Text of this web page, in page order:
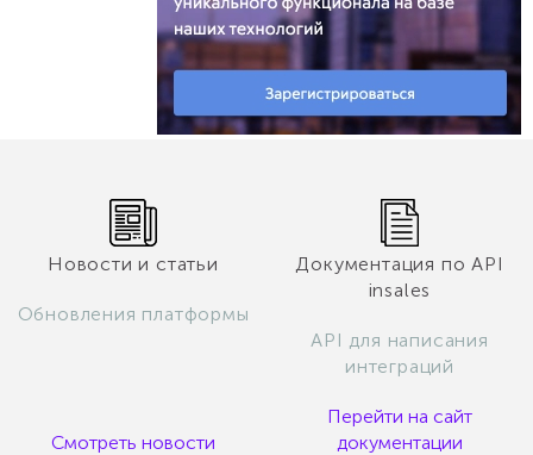
Новости и статьи
Обновления платформы
Смотреть новости
Документация по API
insales
API для написания
интеграций
Перейти на сайт
документации